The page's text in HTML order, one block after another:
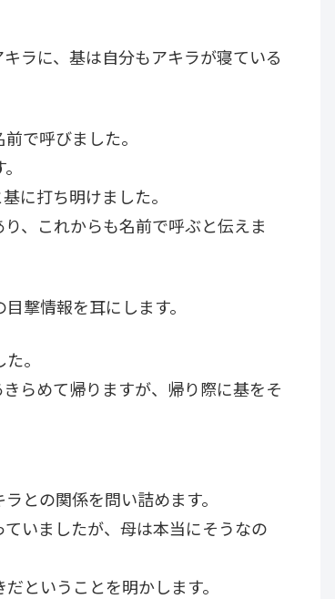
ラに、基は自分もアキラが寝ている
で呼びました。
に打ち明けました。
、これからも名前で呼ぶと伝えま
撃情報を耳にします。
。
らめて帰りますが、帰り際に基をそ
との関係を問い詰めます。
いましたが、母は本当にそうなの
ということを明かします。